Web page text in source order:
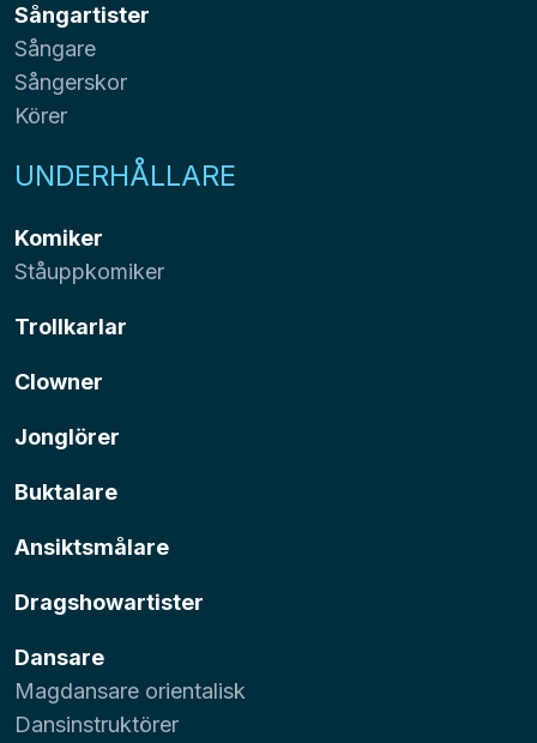
Sångartister
Sångare
Sångerskor
Körer
UNDERHÅLLARE
Komiker
Ståuppkomiker
Trollkarlar
Clowner
Jonglörer
Buktalare
Ansiktsmålare
Dragshowartister
Dansare
Magdansare orientalisk
Dansinstruktörer